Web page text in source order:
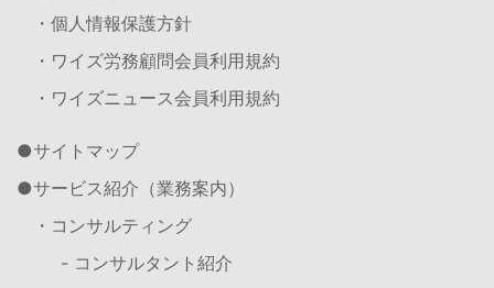
・個人情報保護方針
・ワイズ労務顧問会員利用規約
・ワイズニュース会員利用規約
サイトマップ
サービス紹介（業務案内）
・コンサルティング
- コンサルタント紹介